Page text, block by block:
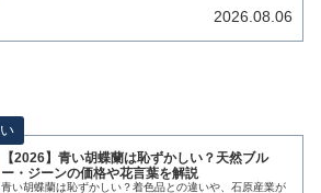
2026.08.06
【2026】青い胡蝶蘭は恥ずかしい？天然ブル
ー・ジーンの価格や花言葉を解説
青い胡蝶蘭は恥ずかしい？着色品との違いや、石原産業が